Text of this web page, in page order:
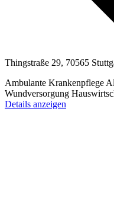
Thingstraße 29, 70565
Ambulante Krankenpflege
Wundversorgung
Details anzeigen